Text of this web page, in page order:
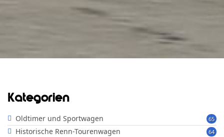
Kategorien
65
Oldtimer und Sportwagen
64
Historische Renn-Tourenwagen